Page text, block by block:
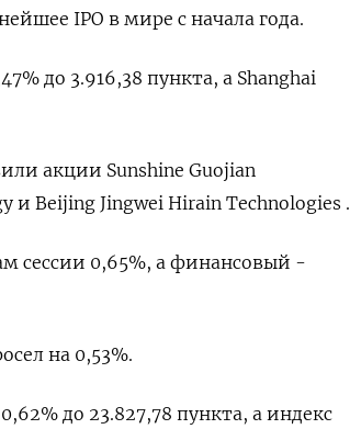
IPO в мире с начала года.
до 3.916,38 пункта, а Shanghai
акции Sunshine Guojian
и Beijing Jingwei Hirain Technologies .
сессии 0,65%, а финансовый -
на 0,53%.
до 23.827,78​ пункта, а индекс